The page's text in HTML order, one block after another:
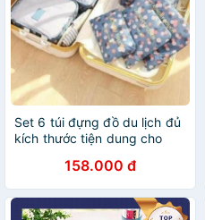
Set 6 túi đựng đồ du lịch đủ
kích thước tiện dung cho
158.000 đ